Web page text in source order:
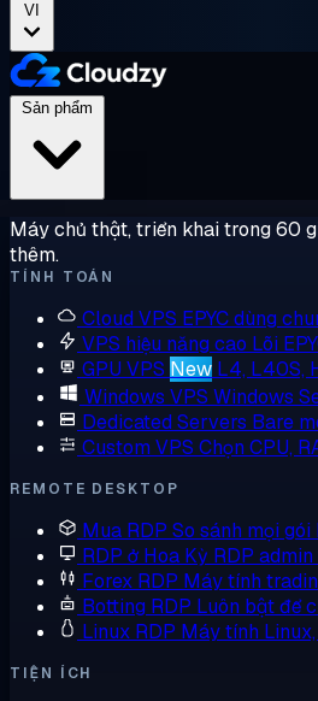
VI
Máy chủ thật, triển khai trong 60
thêm.
TÍNH TOÁN
Cloud VPS EPYC dùng
VPS hiệu năng cao Lõi
GPU VPS New L4, L40S,
Windows VPS Windows
Dedicated Servers Bare
Custom VPS Chọn CPU,
REMOTE DESKTOP
Mua RDP So sánh mọi gói
RDP ở Hoa Kỳ RDP
Forex RDP Máy tính
Botting RDP Luôn bật để
Linux RDP Máy tính
TIỆN ÍCH